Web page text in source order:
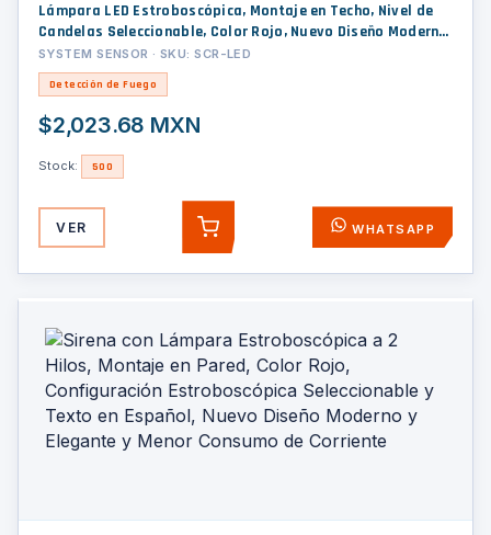
Lámpara LED Estroboscópica, Montaje en Techo, Nivel de
Candelas Seleccionable, Color Rojo, Nuevo Diseño Moderno
y Elegante y Menor Consumo de Corriente
SYSTEM SENSOR · SKU: SCR-LED
Detección de Fuego
$2,023.68 MXN
Stock: 500
VER AGREGAR WHATSAPP